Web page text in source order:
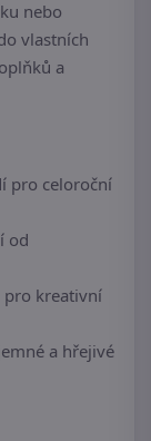
nebo
vlastních
a
pro celoroční
od
pro kreativní
a hřejivé